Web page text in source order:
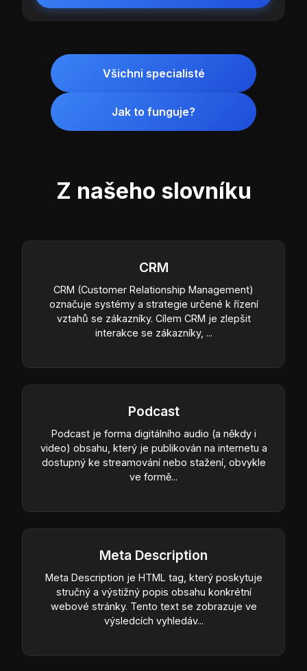
Všichni specialisté
Jak to funguje?
Z našeho slovníku
CRM
CRM (Customer Relationship Management)
označuje systémy a strategie určené k řízení
vztahů se zákazníky. Cílem CRM je zlepšit
interakce se zákazníky, ...
Podcast
Podcast je forma digitálního audio (a někdy i
video) obsahu, který je publikován na internetu a
dostupný ke streamování nebo stažení, obvykle
ve formě...
Meta Description
Meta Description je HTML tag, který poskytuje
stručný a výstižný popis obsahu konkrétní
webové stránky. Tento text se zobrazuje ve
výsledcích vyhledáv...